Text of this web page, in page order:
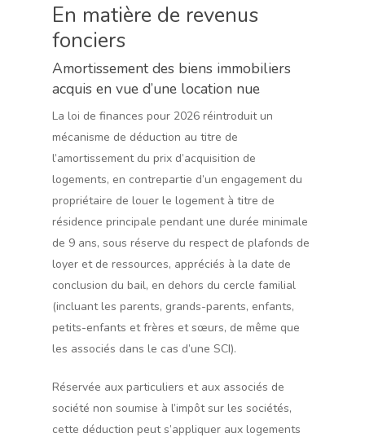
En matière de revenus
fonciers
Amortissement des biens immobiliers
acquis en vue d’une location nue
La loi de finances pour 2026 réintroduit un
mécanisme de déduction au titre de
l’amortissement du prix d’acquisition de
logements, en contrepartie d’un engagement du
propriétaire de louer le logement à titre de
résidence principale pendant une durée minimale
de 9 ans, sous réserve du respect de plafonds de
loyer et de ressources, appréciés à la date de
conclusion du bail, en dehors du cercle familial
(incluant les parents, grands-parents, enfants,
petits-enfants et frères et sœurs, de même que
les associés dans le cas d’une SCI).
Réservée aux particuliers et aux associés de
société non soumise à l’impôt sur les sociétés,
cette déduction peut s’appliquer aux logements